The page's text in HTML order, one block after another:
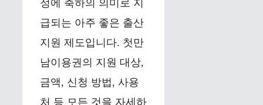
정에 축하의 의미로 지
급되는 아주 좋은 출산
지원 제도입니다. 첫만
남이용권의 지원 대상,
금액, 신청 방법, 사용
처 등 모든 것을 자세하